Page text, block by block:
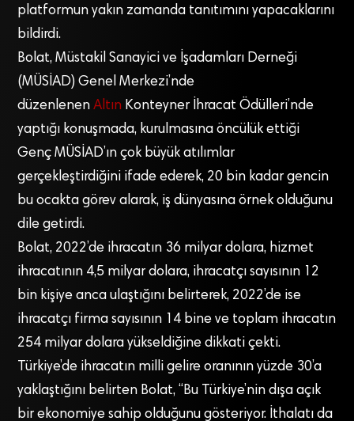
platformun yakın zamanda tanıtımını yapacaklarını
bildirdi.
Bolat, Müstakil Sanayici ve İşadamları Derneği
(MÜSİAD) Genel Merkezi’nde
düzenlenenAltın Konteyner İhracat Ödülleri’nde
yaptığı konuşmada, kurulmasına öncülük ettiği
Genç MÜSİAD’ın çok büyük atılımlar
gerçekleştirdiğini ifade ederek, 20 bin kadar gencin
bu ocakta görev alarak, iş dünyasına örnek olduğunu
dile getirdi.
Bolat, 2022’de ihracatın 36 milyar dolara, hizmet
ihracatının 4,5 milyar dolara, ihracatçı sayısının 12
bin kişiye anca ulaştığını belirterek, 2022’de ise
ihracatçı firma sayısının 14 bine ve toplam ihracatın
254 milyar dolara yükseldiğine dikkati çekti.
Türkiye’de ihracatın milli gelire oranının yüzde 30’a
yaklaştığını belirten Bolat, “Bu Türkiye’nin dışa açık
bir ekonomiye sahip olduğunu gösteriyor. İthalatı da